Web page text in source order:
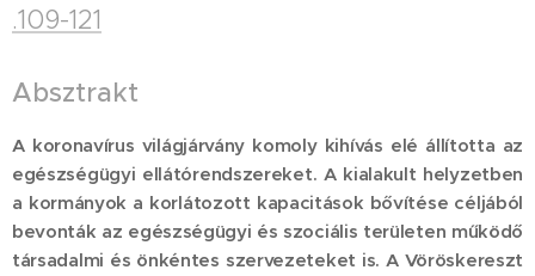
.109-121
Absztrakt
A koronavírus világjárvány komoly kihívás elé állította az
egészségügyi ellátórendszereket. A kialakult helyzetben
a kormányok a korlátozott kapacitások bővítése céljából
bevonták az egészségügyi és szociális területen működő
társadalmi és önkéntes szervezeteket is. A Vöröskereszt